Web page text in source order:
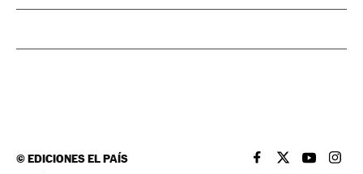
©EDICIONES EL PAÍS EL PAÍS BRASIL EN
EL PAÍSEL PAÍS
EL